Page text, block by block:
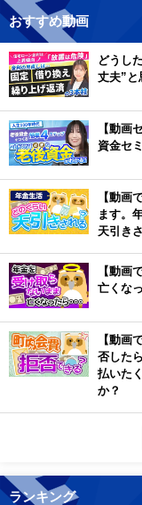
おすすめ動画
どうし
丈夫”と
【動画
資金セ
【動画
ます。
天引き
【動画
亡くな
【動画
否した
払いた
か？
ランキング